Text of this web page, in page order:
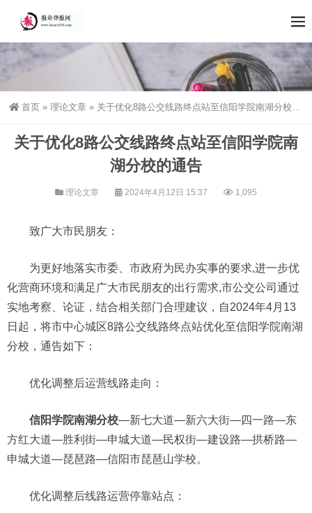
首页 » 理论文章 » 关于优化8路公交线路终点站至信阳学院南湖分校的通告
关于优化8路公交线路终点站至信阳学院南
湖分校的通告
理论文章 2024年4月12日 15:37 1,095
致广大市民朋友：
为更好地落实市委、市政府为民办实事的要求,进一步优
化营商环境和满足广大市民朋友的出行需求,市公交公司通过
实地考察、论证，结合相关部门合理建议，自2024年4月13
日起，将市中心城区8路公交线路终点站优化至信阳学院南湖
分校，通告如下：
优化调整后运营线路走向：
信阳学院南湖分校—新七大道—新六大街—四一路—东
方红大道—胜利街—申城大道—民权街—建设路—拱桥路—
申城大道—琵琶路—信阳市琵琶山学校。
优化调整后线路运营停靠站点：